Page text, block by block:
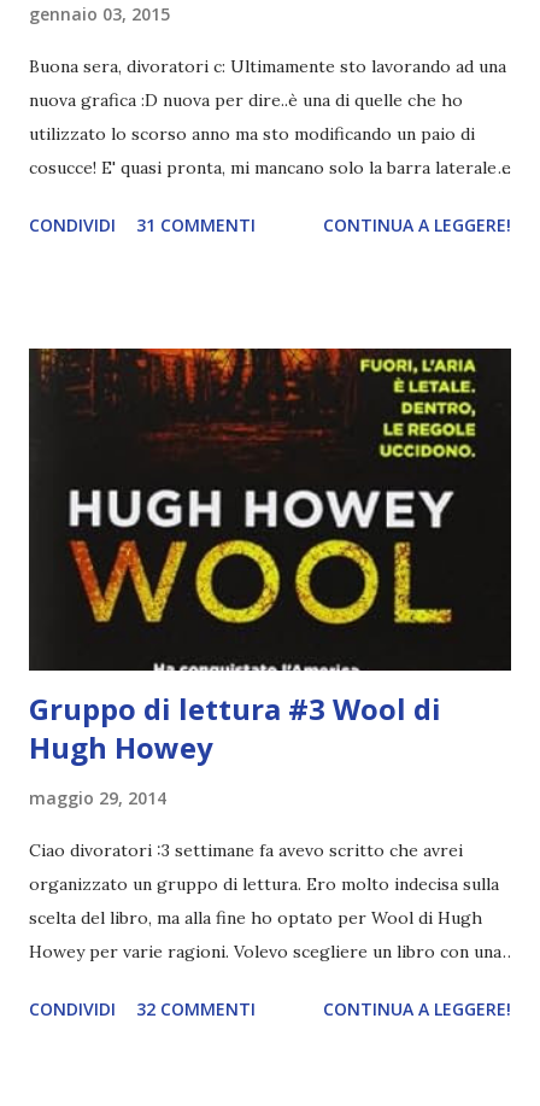
gennaio 03, 2015
Buona sera, divoratori c: Ultimamente sto lavorando ad una
nuova grafica :D nuova per dire..è una di quelle che ho
utilizzato lo scorso anno ma sto modificando un paio di
cosucce! E' quasi pronta, mi mancano solo la barra laterale e
impazzire e.e Un po' mi dispiacerà abbandonare quest
tutti ma ogni volta preferisco esagerare per avere più
scelta! Dalla tbr ho letto soltanto cinque titoli: I cento
colori del blu, Amy Harmon ★ ★ ★ ★ Sapete il mio
molto. Mi è piaciuta la protagonista, la sua crescita, il suo
rapporto con il professor Wilson che cresce piano piano.
Alla fine mi stavo pure commuovendo! Unravel me ,
Tahereh Mafi ★ ★ ★ ★ ★ Ho già scritto una recensi...
CONDIVIDI 31 COMMENTI CONTINUA A LEGGERE!
Gruppo di lettura #3 Wool di
Hugh Howey
maggio 29, 2014
Ciao divoratori :3 settimane fa avevo scritto che avrei
organizzato un gruppo di lettura. Ero molto indecisa sulla
scelta del libro, ma alla fine ho optato per Wool di Hugh
Howey per varie ragioni. Volevo scegliere un libro con una
e poi dover aspettare con ansia il recap e sia perché
CONDIVIDI 32 COMMENTI CONTINUA A LEGGERE!